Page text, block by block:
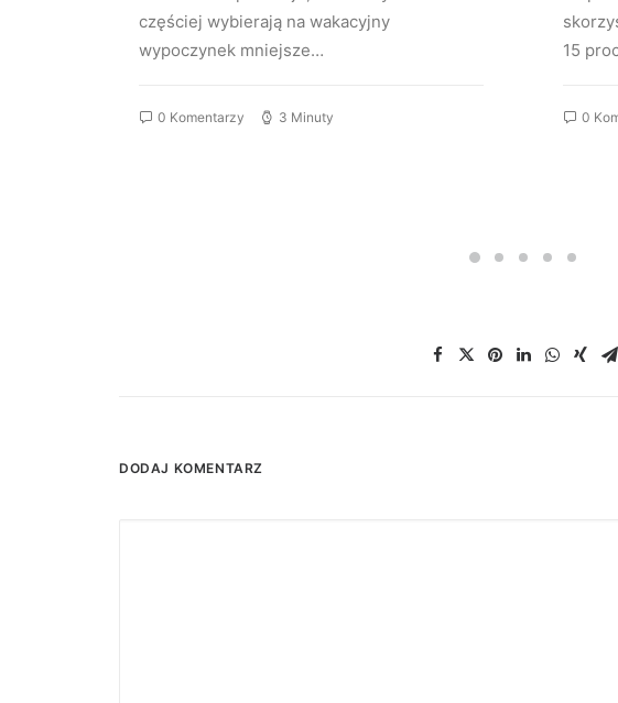
częściej wybierają na wakacyjny
wypoczynek mniejsze…
0 Komentarzy 3 Minuty
15
0
DODAJ KOMENTARZ